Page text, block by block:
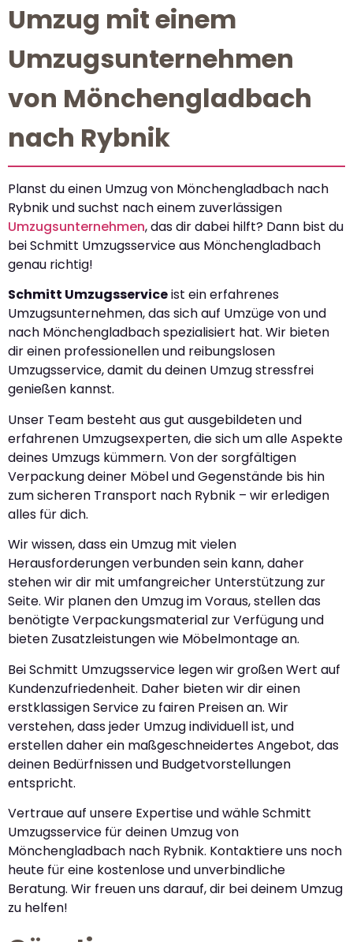
Umzug mit einem
Umzugsunternehmen
von Mönchengladbach
nach Rybnik
Planst du einen Umzug von Mönchengladbach nach
Rybnik und suchst nach einem zuverlässigen
Umzugsunternehmen, das dir dabei hilft? Dann bist du
bei Schmitt Umzugsservice aus Mönchengladbach
genau richtig!
Schmitt Umzugsserviceist ein erfahrenes
Umzugsunternehmen, das sich auf Umzüge von und
nach Mönchengladbach spezialisiert hat. Wir bieten
dir einen professionellen und reibungslosen
Umzugsservice, damit du deinen Umzug stressfrei
genießen kannst.
Unser Team besteht aus gut ausgebildeten und
erfahrenen Umzugsexperten, die sich um alle Aspekte
deines Umzugs kümmern. Von der sorgfältigen
Verpackung deiner Möbel und Gegenstände bis hin
zum sicheren Transport nach Rybnik – wir erledigen
alles für dich.
Wir wissen, dass ein Umzug mit vielen
Herausforderungen verbunden sein kann, daher
stehen wir dir mit umfangreicher Unterstützung zur
Seite. Wir planen den Umzug im Voraus, stellen das
benötigte Verpackungsmaterial zur Verfügung und
bieten Zusatzleistungen wie Möbelmontage an.
Bei Schmitt Umzugsservice legen wir großen Wert auf
Kundenzufriedenheit. Daher bieten wir dir einen
erstklassigen Service zu fairen Preisen an. Wir
verstehen, dass jeder Umzug individuell ist, und
erstellen daher ein maßgeschneidertes Angebot, das
deinen Bedürfnissen und Budgetvorstellungen
entspricht.
Vertraue auf unsere Expertise und wähle Schmitt
Umzugsservice für deinen Umzug von
Mönchengladbach nach Rybnik. Kontaktiere uns noch
heute für eine kostenlose und unverbindliche
Beratung. Wir freuen uns darauf, dir bei deinem Umzug
zu helfen!